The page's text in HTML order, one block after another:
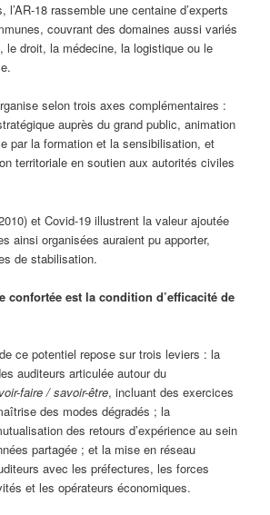
l’AR-18 rassemble une centaine d’experts
couvrant des domaines aussi variés
le droit, la médecine, la logistique ou le
selon trois axes complémentaires :
auprès du grand public, animation
par la formation et la sensibilisation, et
territoriale en soutien aux autorités civiles
et Covid-19 illustrent la valeur ajoutée
ainsi organisées auraient pu apporter,
de stabilisation.
confortée est la condition d’efficacité de
ce potentiel repose sur trois leviers : la
auditeurs articulée autour du
faire / savoir-être, incluant des exercices
des modes dégradés ; la
des retours d’expérience au sein
partagée ; et la mise en réseau
avec les préfectures, les forces
et les opérateurs économiques.